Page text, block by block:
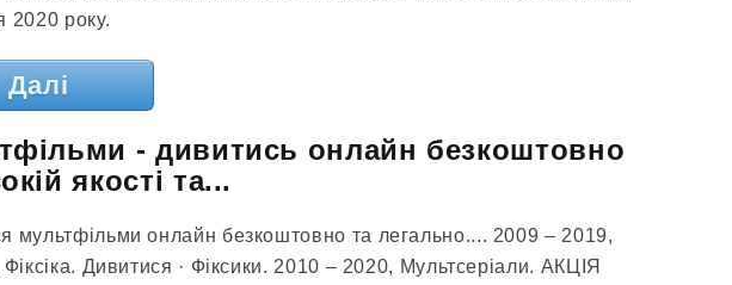
2020 року.
Далі
- дивитись онлайн безкоштовно
якості та...
мультфільми онлайн безкоштовно та легально.... 2009 – 2019,
Фіксіка. Дивитися · Фіксики. 2010 – 2020, Мультсеріали. АКЦІЯ